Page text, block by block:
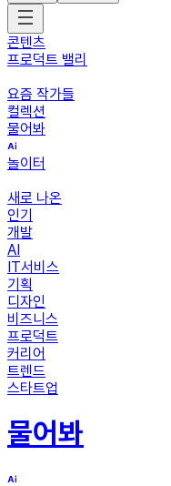
콘텐츠
프로덕트 밸리
요즘 작가들
컬렉션
물어봐
놀이터
새로 나온
인기
개발
AI
IT서비스
기획
디자인
비즈니스
프로덕트
커리어
트렌드
스타트업
물어봐